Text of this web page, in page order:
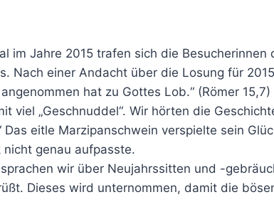
im Jahre 2015 trafen sich die Besucherinnen
Nach einer Andacht über die Losung für
hat zu Gottes Lob.“ (Römer
viel „Geschnuddel“. Wir hörten die
Das eitle Marzipanschwein verspielte sein
nicht genau aufpasste.
wir über Neujahrssitten und -
Dieses wird unternommen, damit die